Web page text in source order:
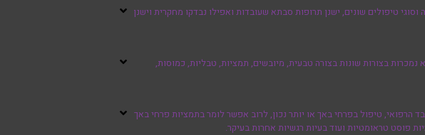
טיפולים שונים, ישנן תרופות סבתא שעובדות ואפילו נבדקו מחקרית וישנן
בצורות שונות בצורה טבעית, מיובשים, תמציות, טבליות, כמוסות,
טיפול בפרחי באך או יותר נכון, לרוב אפשר לומר בתמציות פרחי באך
פוסט טראומטיות ועוד בעיות רגשיות אחרות בעיקר.